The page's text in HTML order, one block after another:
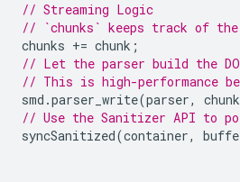
// Streaming Logic
// `chunks` keeps track of
chunks += chunk ;
// Let the parser build the
// This is high-performance
smd .parser_write(parser, chunk
// Use the Sanitizer API to
syncSanitized(container,